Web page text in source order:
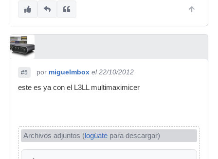
#5 por miguelmbox el 22/10/2012
este es ya con el L3LL multimaximicer
Archivos adjuntos (logúate para descargar)